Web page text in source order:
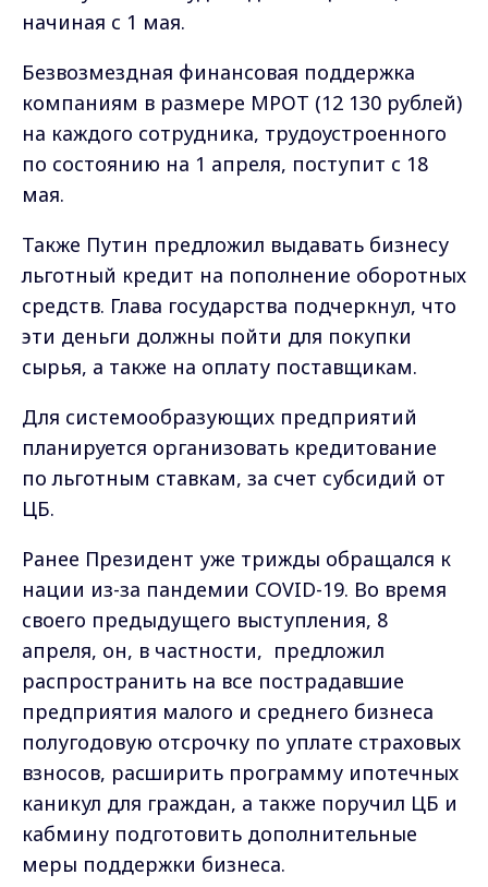
средств. Глава государства подчеркнул, что
сырья, а также на оплату поставщикам.
Для системообразующих предприятий
планируется организовать кредитование
по льготным ставкам, за счет субсидий от
Ранее Президент уже трижды обращался к
нации из-за пандемии COVID-19. Во время
своего предыдущего выступления, 8
апреля, он, в частности, предложил
предприятия малого и среднего бизнеса
полугодовую отсрочку по уплате страховых
взносов, расширить программу ипотечных
каникул для граждан, а также поручил ЦБ и
кабмину подготовить дополнительные
меры поддержки бизнеса.
Самые свежие и главные новости в макс-канале
ГТРК "Владимир" . Подписывайтесь и будьте в
курсе всех событий!
Опубликовано: 15 апреля 2020 года